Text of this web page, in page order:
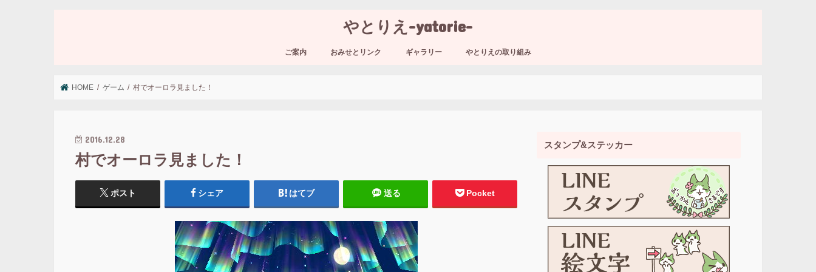
やとりえ-yatorie-
ご案内 おみせとリンク ギャラリー やとりえの取り組み
HOME ゲーム 村でオーロラ見ました！
2016.12.28
村でオーロラ見ました！
ポスト シェア はてブ 送る Pocket
スタンプ&ステッカー